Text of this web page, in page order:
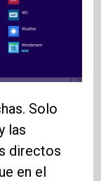
Solo
las
directos
en el